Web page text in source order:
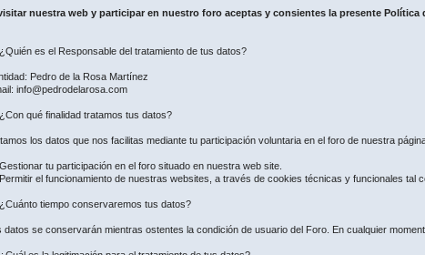
nuestra web y participar en nuestro foro aceptas y consientes la presente Política
es el Responsable del tratamiento de tus datos?
Pedro de la Rosa Martínez
info@pedrodelarosa.com
qué finalidad tratamos tus datos?
los datos que nos facilitas mediante tu participación voluntaria en el foro de nuestra
tu participación en el foro situado en nuestra web site.
el funcionamiento de nuestras websites, a través de cookies técnicas y funcionales tal
tiempo conservaremos tus datos?
datos se conservarán mientras ostentes la condición de usuario del Foro. En cualquier